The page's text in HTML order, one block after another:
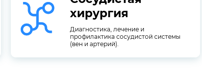
хирургия
Диагностика, лечение и
профилактика сосудистой системы
(вен и артерий).
Сосудистая
хирургия
Диагностика, лечение и
профилактика сосудистой системы